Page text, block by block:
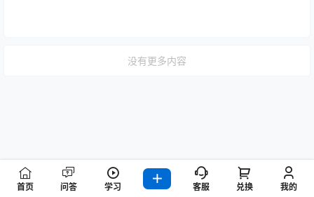
没有更多内容
首页 问答 学习 客服 兑换 我的